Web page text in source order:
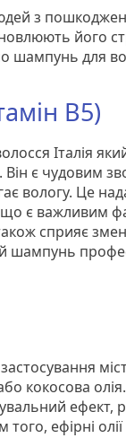
з
його
шампунь для
B5)
Італія
Він є чудовим
вологу. Це
що є важливим
сприяє
шампунь
кокосова
ефект,
того, ефірні